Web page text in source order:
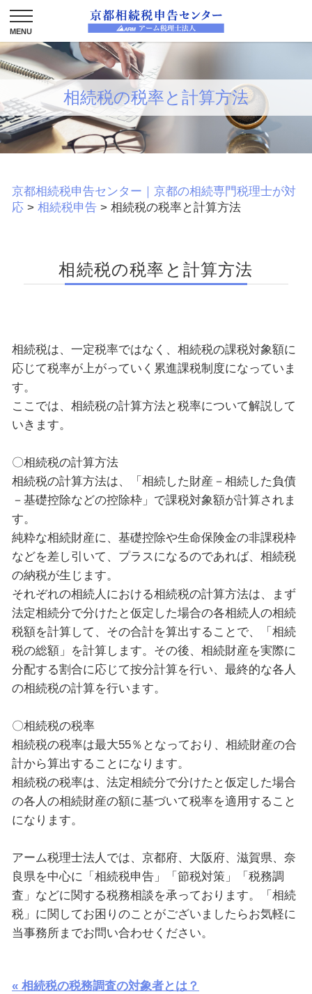
相続税の税率と計算方法
京都相続税申告センター｜京都の相続専門税理士が対
応 > 相続税申告 > 相続税の税率と計算方法
相続税の税率と計算方法
相続税は、一定税率ではなく、相続税の課税対象額に
応じて税率が上がっていく累進課税制度になっていま
す。
ここでは、相続税の計算方法と税率について解説して
いきます。
〇相続税の計算方法
相続税の計算方法は、「相続した財産－相続した負債
－基礎控除などの控除枠」で課税対象額が計算されま
す。
純粋な相続財産に、基礎控除や生命保険金の非課税枠
などを差し引いて、プラスになるのであれば、相続税
の納税が生じます。
それぞれの相続人における相続税の計算方法は、まず
法定相続分で分けたと仮定した場合の各相続人の相続
税額を計算して、その合計を算出することで、「相続
税の総額」を計算します。その後、相続財産を実際に
分配する割合に応じて按分計算を行い、最終的な各人
の相続税の計算を行います。
〇相続税の税率
相続税の税率は最大55％となっており、相続財産の合
計から算出することになります。
相続税の税率は、法定相続分で分けたと仮定した場合
の各人の相続財産の額に基づいて税率を適用すること
になります。
アーム税理士法人では、京都府、大阪府、滋賀県、奈
良県を中心に「相続税申告」「節税対策」「税務調
査」などに関する税務相談を承っております。「相続
税」に関してお困りのことがございましたらお気軽に
当事務所までお問い合わせください。
« 相続税の税務調査の対象者とは？